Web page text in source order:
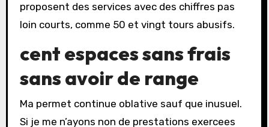
proposent des services avec des chiffres pas
loin courts, comme 50 et vingt tours abusifs.
cent espaces sans frais
sans avoir de range
Ma permet continue oblative sauf que inusuel.
Si je me n’ayons non de prestations exercees